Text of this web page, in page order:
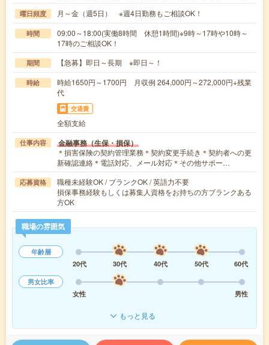
曜日頻度 月～金（週5日） ※週4日勤務もご相談OK！
時間
09:00～18:00(実働8時間 休憩1時間)※9時～17時や10時～
17時のご相談OK！
期間 【急募】即日～長期 ※即日～！
時給
時給1650円～1700円 月収例 264,000円～272,000円+残業
代
交通費
全額支給
仕事内容 金融事務（生保・損保）
＊損害保険の契約管理業務＊契約変更手続き＊契約者への更
新確認連絡＊電話対応、メール対応＊その他サポー…
応募資格
職種未経験OK / ブランクOK / 英語力不要
損保事務経験もしくは募集人資格をお持ちの方ブランクある
方OK
職場の雰囲気
年齢層
20代
30代 40代 50代
60代
男女比率
女性
男性
もっと見る